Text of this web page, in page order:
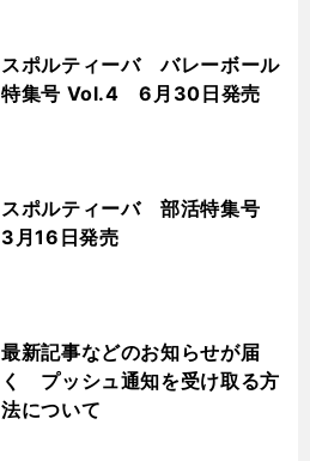
スポルティーバ バレーボール
特集号 Vol.4 6月30日発売
スポルティーバ 部活特集号
3月16日発売
最新記事などのお知らせが届
く プッシュ通知を受け取る方
法について